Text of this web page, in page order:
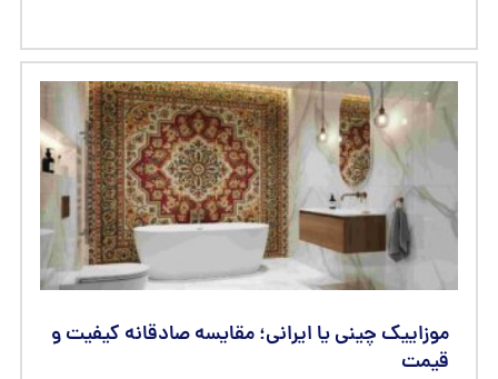
موزاییک چینی یا ایرانی؛ مقایسه صادقانه کیفیت و
قیمت